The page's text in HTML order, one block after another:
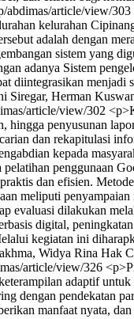
abdimas/article/view/303
kelurahan
adalah dengan
sistem yang
adanya Sistem
diintegrasikan
Siregar, Herman
article/view/302
hingga penyusunan
dan rekapitulasi
kepada
penggunaan
dan efisien.
meliputi
evaluasi dilakukan
digital,
kegiatan ini
Widya Rina Hak
article/view/326
adaptif
dengan pendekatan
manfaat nyata,